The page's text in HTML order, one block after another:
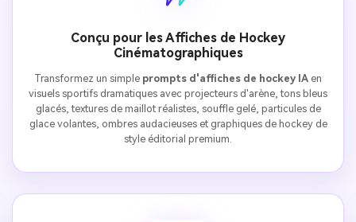
Conçu pour les Affiches de Hockey
Cinématographiques
Transformez un simple prompts d'affiches de hockey IA en
visuels sportifs dramatiques avec projecteurs d'arène, tons bleus
glacés, textures de maillot réalistes, souffle gelé, particules de
glace volantes, ombres audacieuses et graphiques de hockey de
style éditorial premium.